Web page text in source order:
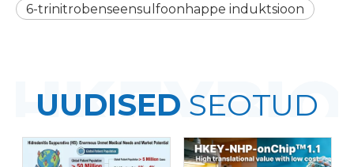
6-trinitrobenseensulfoonhappe induktsioon
UUDISED SEOTUD